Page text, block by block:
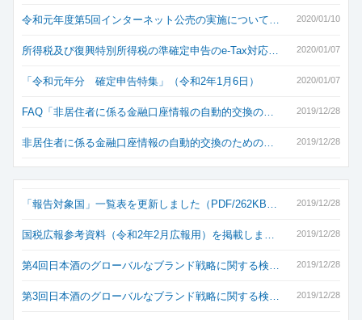
2020/01/10
令和元年度第5回インターネット公売の実施について…
2020/01/07
所得税及び復興特別所得税の準確定申告のe-Tax対応…
2020/01/07
「令和元年分 確定申告特集」（令和2年1月6日）
2019/12/28
FAQ「非居住者に係る金融口座情報の自動的交換の…
2019/12/28
非居住者に係る金融口座情報の自動的交換のための…
2019/12/28
「報告対象国」一覧表を更新しました（PDF/262KB…
2019/12/28
国税広報参考資料（令和2年2月広報用）を掲載しま…
2019/12/28
第4回日本酒のグローバルなブランド戦略に関する検…
2019/12/28
第3回日本酒のグローバルなブランド戦略に関する検…